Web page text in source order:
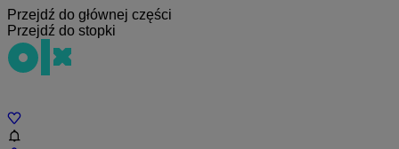
Przejdź do głównej części
Przejdź do stopki